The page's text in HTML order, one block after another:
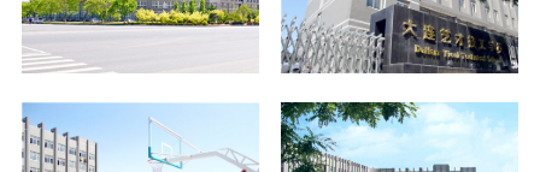
杨丰铭 计算机应用 内蒙古赤峰
李艺涵 辽宁铁岭
于涛运 酒店管理 黑龙江大兴安岭
姚易峰 汽修 辽宁大连